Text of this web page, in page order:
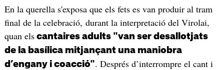
En la querella s'exposa que els fets es van produir al tram
final de la celebració, durant la interpretació del Virolai,
quan elscantaires adults "van ser desallotjats
de la basílica mitjançant una maniobra
d’engany i coacció". Després d’interrompre el cant i